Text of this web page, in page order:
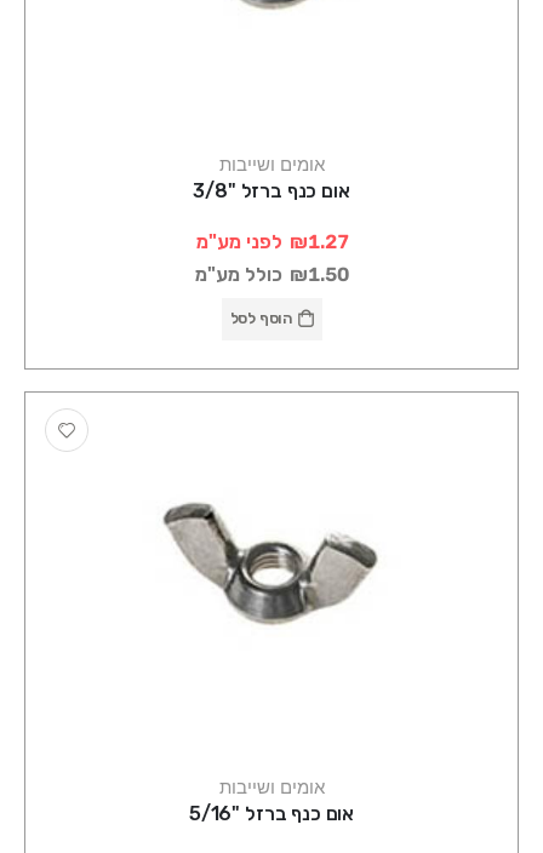
אומים ושייבות
אום כנף ברזל "3/8
₪1.27 לפני מע"מ
₪1.50 כולל מע"מ
הוסף לסל
אומים ושייבות
אום כנף ברזל "5/16